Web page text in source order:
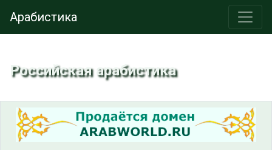
Арабистика
Российская арабистика